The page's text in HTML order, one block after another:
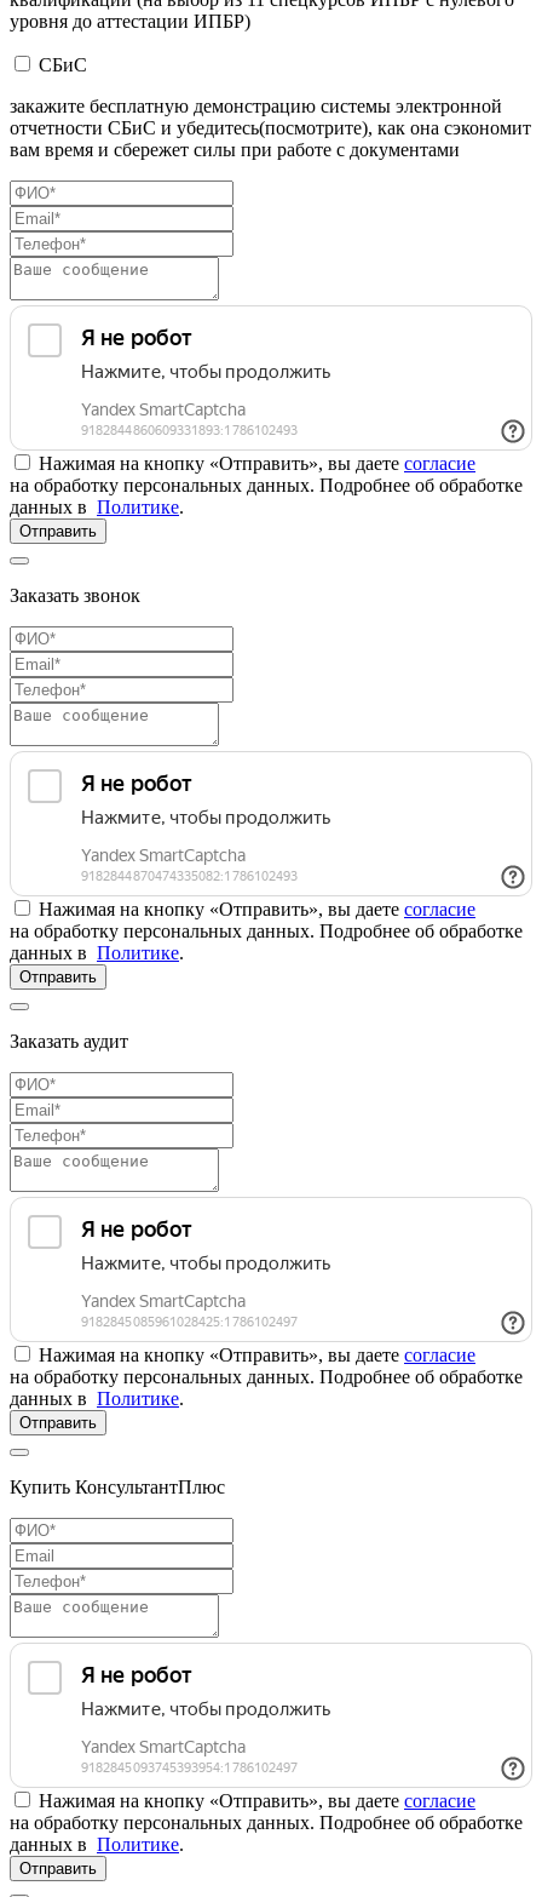
уровня до аттестации ИПБР)
СБиС
закажите бесплатную демонстрацию системы электронной
отчетности СБиС и убедитесь(посмотрите), как она сэкономит
вам время и сбережет силы при работе с документами
Нажимая на кнопку «Отправить», вы даете согласие
на обработку персональных данных. Подробнее об обработке
данных в Политике.
Отправить
Заказать звонок
Нажимая на кнопку «Отправить», вы даете согласие
на обработку персональных данных. Подробнее об обработке
данных в Политике.
Отправить
Заказать аудит
Нажимая на кнопку «Отправить», вы даете согласие
на обработку персональных данных. Подробнее об обработке
данных в Политике.
Отправить
Купить КонсультантПлюс
Нажимая на кнопку «Отправить», вы даете согласие
на обработку персональных данных. Подробнее об обработке
данных в Политике.
Отправить